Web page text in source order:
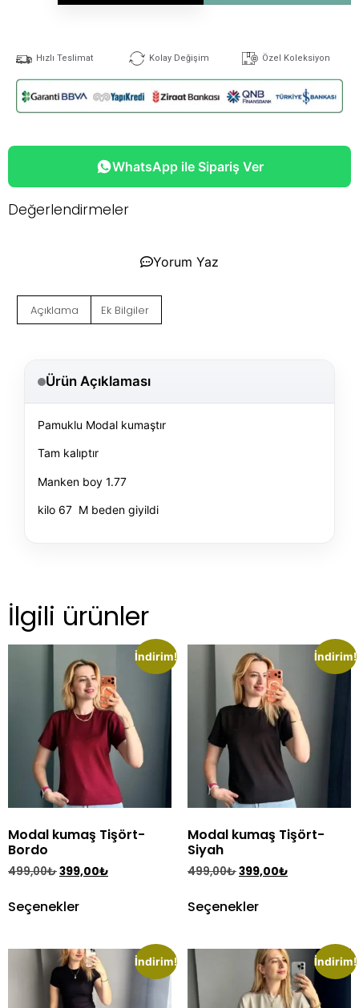
Hızlı Teslimat Kolay Değişim Özel Koleksiyon
WhatsApp ile Sipariş Ver
Değerlendirmeler
Yorum Yaz
Açıklama Ek Bilgiler
Ürün Açıklaması
Pamuklu Modal kumaştır
Tam kalıptır
Manken boy 1.77
kilo 67 M beden giyildi
İlgili ürünler
İndirim!
Modal kumaş Tişört-
Bordo
499,00₺399,00₺
Seçenekler
İndirim!
Modal kumaş Tişört-
Siyah
499,00₺399,00₺
Seçenekler
İndirim! İndirim!